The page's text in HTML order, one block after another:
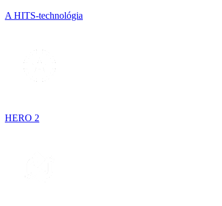
A HITS-technológia
HERO 2